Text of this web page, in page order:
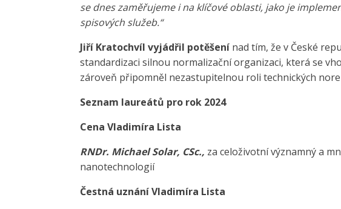
se dnes zaměřujeme i na klíčové oblasti, jako je
spisových služeb.“
Jiří Kratochvíl vyjádřil potěšení nad tím, že v České
standardizaci silnou normalizační organizaci, která se
zároveň připomněl nezastupitelnou roli technických
Seznam laureátů pro rok 2024
Cena Vladimíra Lista
RNDr. Michael Solar, CSc., za celoživotní významný a
nanotechnologií
Čestná uznání Vladimíra Lista